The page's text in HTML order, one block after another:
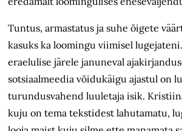
Tuntus, armastatus ja suhe õigete
kasuks ka loomingu viimisel
eraelulise järele januneval
sotsiaalmeedia võidukäigu ajastul on
turundusvahend luuletaja isik.
kuju on tema tekstidest lahutamatu,